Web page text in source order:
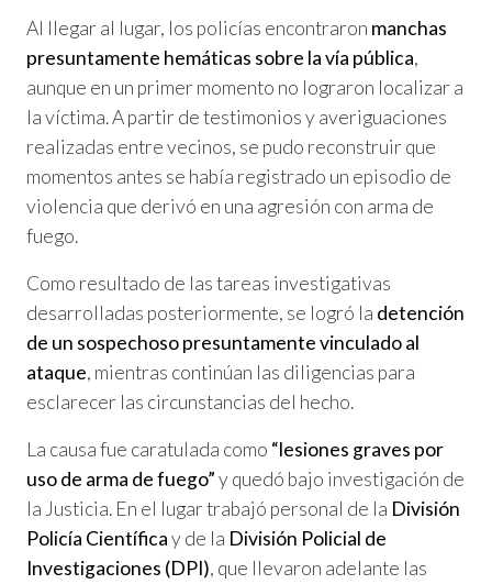
Al llegar al lugar, los policías encontraron manchas
presuntamente hemáticas sobre la vía pública,
aunque en un primer momento no lograron localizar a
la víctima. A partir de testimonios y averiguaciones
realizadas entre vecinos, se pudo reconstruir que
momentos antes se había registrado un episodio de
violencia que derivó en una agresión con arma de
fuego.
Como resultado de las tareas investigativas
desarrolladas posteriormente, se logró la detención
de un sospechoso presuntamente vinculado al
ataque, mientras continúan las diligencias para
esclarecer las circunstancias del hecho.
La causa fue caratulada como “lesiones graves por
uso de arma de fuego”y quedó bajo investigación de
la Justicia. En el lugar trabajó personal de la División
Policía Científicay de la División Policial de
Investigaciones (DPI), que llevaron adelante las